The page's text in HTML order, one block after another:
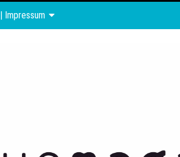
| Impressum